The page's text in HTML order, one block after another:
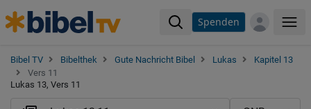
Spenden
Bibel TV Bibelthek Gute Nachricht Bibel Lukas
Kapitel 13
Vers 11
Lukas 13, Vers 11